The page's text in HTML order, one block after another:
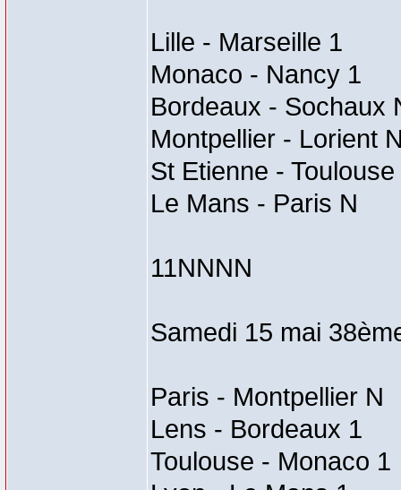
Lille - Marseille 1
Monaco - Nancy 1
Bordeaux - Sochaux
Montpellier - Lorient
St Etienne - Toulouse
Le Mans - Paris N
11NNNN
Samedi 15 mai
Paris - Montpellier N
Lens - Bordeaux 1
Toulouse - Monaco 1